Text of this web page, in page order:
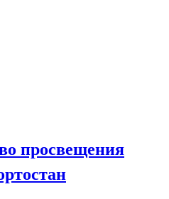
просвещения